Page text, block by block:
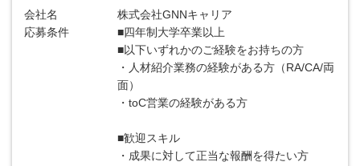
会社名
株式会社GNNキャリア
応募条件
■四年制大学卒業以上
■以下いずれかのご経験をお持ちの方
・人材紹介業務の経験がある方（RA/CA/両
面）
・toC営業の経験がある方
■歓迎スキル
・成果に対して正当な報酬を得たい方